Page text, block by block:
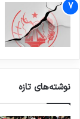
نوشته‌های تازه